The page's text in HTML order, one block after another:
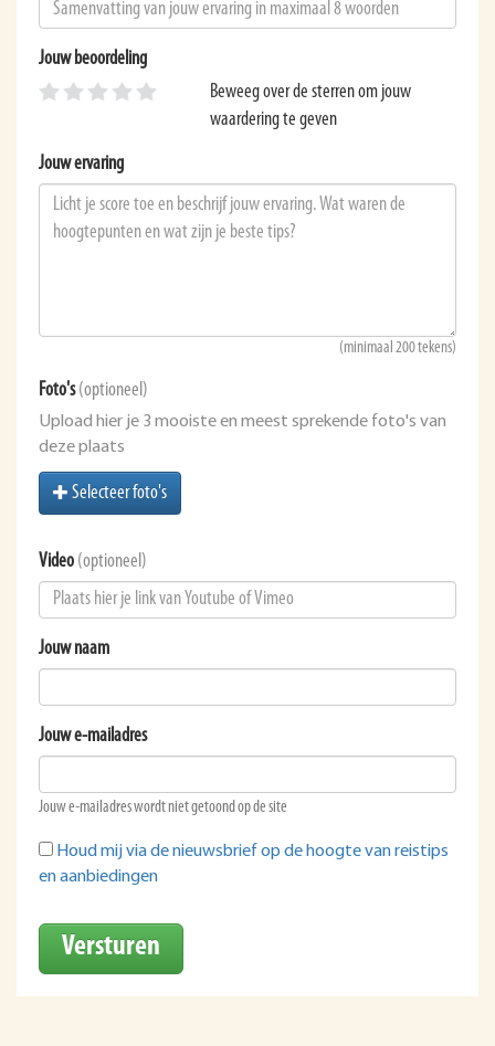
Jouw beoordeling
Beweeg over de sterren om jouw
waardering te geven
Jouw ervaring
(minimaal 200 tekens)
Foto's (optioneel)
Upload hier je 3 mooiste en meest sprekende foto's van
deze plaats
Selecteer foto's
Video (optioneel)
Jouw naam
Jouw e-mailadres
Jouw e-mailadres wordt niet getoond op de site
Houd mij via de nieuwsbrief op de hoogte van reistips
en aanbiedingen
Versturen